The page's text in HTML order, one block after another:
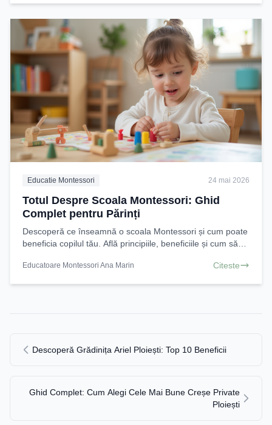
Educatie Montessori 24 mai 2026
Totul Despre Scoala Montessori: Ghid
Complet pentru Părinți
Descoperă ce înseamnă o scoala Montessori și cum poate
beneficia copilul tău. Află principiile, beneficiile și cum să
Educatoare Montessori Ana Marin Citeste
Descoperă Grădinița Ariel Ploiești: Top 10 Beneficii
Ghid Complet: Cum Alegi Cele Mai Bune Creșe Private
Ploiești